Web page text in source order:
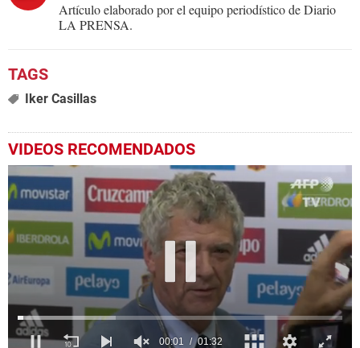
Artículo elaborado por el equipo periodístico de Diario
LA PRENSA.
Iker Casillas
VIDEOS RECOMENDADOS